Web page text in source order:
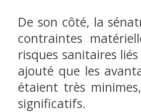
De son côté, la
contraintes
risques sanitaires
ajouté que les
étaient très
significatifs.